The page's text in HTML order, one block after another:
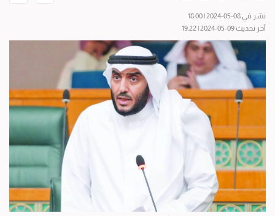
نشر في 08-05-2024 | 18:00
آخر تحديث 09-05-2024 | 19:22